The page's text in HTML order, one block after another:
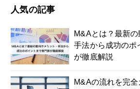
人気の記事
M&Aとは？最新の
手法から成功のポ
が徹底解説
M&Aの流れを完